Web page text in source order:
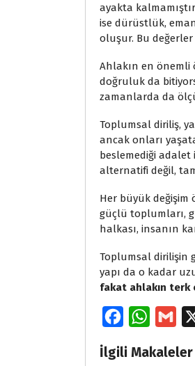
ayakta
ise dürüstlük,
oluşur. Bu
Ahlakın en önemli
doğruluk da
zamanlarda da
Toplumsal diriliş,
ancak onları
beslemediği
alternatifi değil,
Her büyük değişim
güçlü toplumları,
halkası, insanın
Toplumsal dirilişin
yapı da o kadar
fakat ahlakın terk
c
W
a
a
İlgili Makaleler